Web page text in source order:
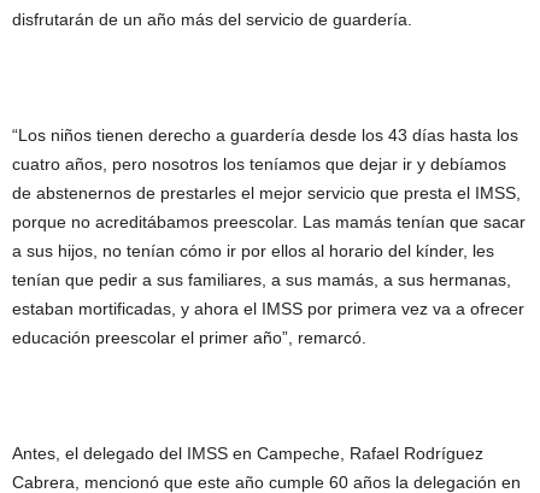
disfrutarán de un año más del servicio de guardería.
“Los niños tienen derecho a guardería desde los 43 días hasta los
cuatro años, pero nosotros los teníamos que dejar ir y debíamos
de abstenernos de prestarles el mejor servicio que presta el IMSS,
porque no acreditábamos preescolar. Las mamás tenían que sacar
a sus hijos, no tenían cómo ir por ellos al horario del kínder, les
tenían que pedir a sus familiares, a sus mamás, a sus hermanas,
estaban mortificadas, y ahora el IMSS por primera vez va a ofrecer
educación preescolar el primer año”, remarcó.
Antes, el delegado del IMSS en Campeche, Rafael Rodríguez
Cabrera, mencionó que este año cumple 60 años la delegación en